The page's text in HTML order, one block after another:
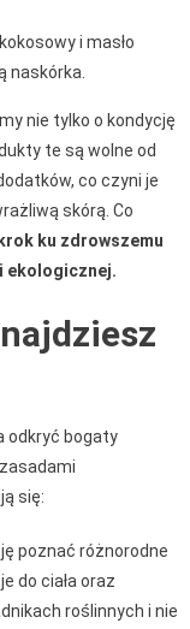
i masło
naskórka.
nie tylko o kondycję
te są wolne od
co czyni je
skórą. Co
ku zdrowszemu
ekologicznej.
odkryć bogaty
się:
poznać różnorodne
do ciała oraz
roślinnych i nie